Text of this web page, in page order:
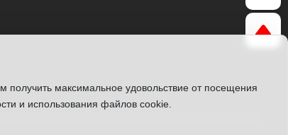
максимальное удовольствие от посещения
и использования файлов cookie.